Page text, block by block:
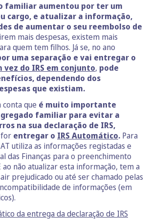
familiar aumentou por ter um
cargo, e atualizar a informação,
de aumentar o seu reembolso de
mais despesas, existem mais
quem tem filhos. Já se, no ano
uma separação e vai entregar o
vez do IRS em conjunto, pode
dependendo dos
que existiam.
que é muito importante
familiar para evitar a
na sua declaração de IRS,
entregar o IRS Automático. Para
utiliza as informações registadas e
das Finanças para o preenchimento
ao não atualizar esta informação, tem a
prejudicado ou até ser chamado pelas
de informações (em
da entrega da declaração de IRS